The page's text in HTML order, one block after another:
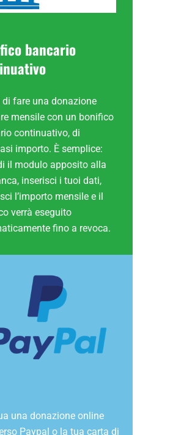
bancario
di fare una donazione
mensile con un bonifico
continuativo, di
importo. È semplice:
il modulo apposito alla
inserisci i tuoi dati,
l’importo mensile e il
verrà eseguito
fino a revoca.
una donazione online
Paypal o la tua carta di